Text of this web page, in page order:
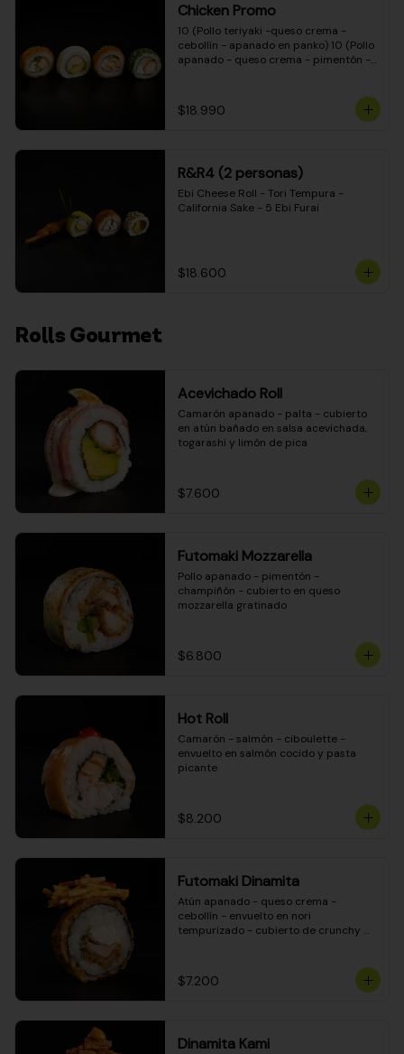
teriyaki - queso crema - cebollín -
envuelto en masa tempura) 10
(Pimentón - queso crema - cebollín -
envuelto en masa tempura)
Chicken Promo
10 (Pollo teriyaki -queso crema -
cebollín - apanado en panko) 10 (Pollo
apanado - queso crema - pimentón -
ciboulette) 10 (Pollo teriyaki - palta -
envuelto en queso crema)
$18.990
R&R4 (2 personas)
Ebi Cheese Roll - Tori Tempura -
California Sake - 5 Ebi Furai
$18.600
Rolls Gourmet
Acevichado Roll
Camarón apanado - palta - cubierto
en atún bañado en salsa acevichada,
togarashi y limón de pica
$7.600
Futomaki Mozzarella
Pollo apanado - pimentón -
champiñón - cubierto en queso
mozzarella gratinado
$6.800
Hot Roll
Camarón - salmón - ciboulette -
envuelto en salmón cocido y pasta
picante
$8.200
Futomaki Dinamita
Atún apanado - queso crema -
cebollín - envuelto en nori
tempurizado - cubierto de crunchy
$7.200
Dinamita Kami